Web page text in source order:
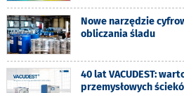
Nowe narzędzie
obliczania śladu
40 lat VACUDEST:
przemysłowych